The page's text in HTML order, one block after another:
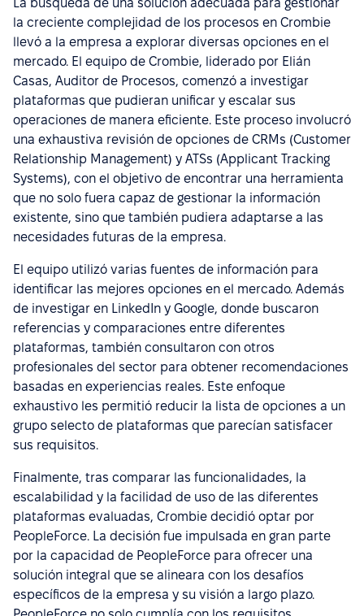
la creciente complejidad de los procesos en Crombie
llevó a la empresa a explorar diversas opciones en el
mercado. El equipo de Crombie, liderado por Elián
Casas, Auditor de Procesos, comenzó a investigar
plataformas que pudieran unificar y escalar sus
operaciones de manera eficiente. Este proceso involucró
una exhaustiva revisión de opciones de CRMs (Customer
Relationship Management) y ATSs (Applicant Tracking
Systems), con el objetivo de encontrar una herramienta
que no solo fuera capaz de gestionar la información
existente, sino que también pudiera adaptarse a las
necesidades futuras de la empresa.
El equipo utilizó varias fuentes de información para
identificar las mejores opciones en el mercado. Además
de investigar en LinkedIn y Google, donde buscaron
referencias y comparaciones entre diferentes
plataformas, también consultaron con otros
profesionales del sector para obtener recomendaciones
basadas en experiencias reales. Este enfoque
exhaustivo les permitió reducir la lista de opciones a un
grupo selecto de plataformas que parecían satisfacer
sus requisitos.
Finalmente, tras comparar las funcionalidades, la
escalabilidad y la facilidad de uso de las diferentes
plataformas evaluadas, Crombie decidió optar por
PeopleForce. La decisión fue impulsada en gran parte
por la capacidad de PeopleForce para ofrecer una
solución integral que se alineara con los desafíos
específicos de la empresa y su visión a largo plazo.